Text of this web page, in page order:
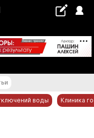
°С
воды Клиника